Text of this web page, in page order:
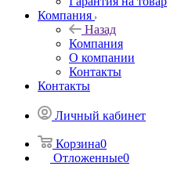
Компания
Назад
Компания
О компании
Контакты
Контакты
Личный кабинет
Корзина0
Отложенные0